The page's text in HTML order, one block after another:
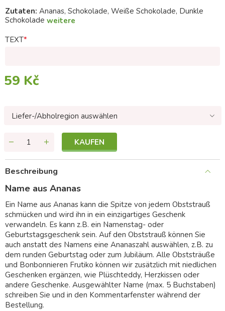
Zutaten: Ananas, Schokolade, Weiße Schokolade, Dunkle
Schokolade weitere
TEXT
59 Kč
Liefer-/Abholregion auswählen
KAUFEN
Beschreibung
Name aus Ananas
Ein Name aus Ananas kann die Spitze von jedem Obststrauß
schmücken und wird ihn in ein einzigartiges Geschenk
verwandeln. Es kann z.B. ein Namenstag- oder
Geburtstagsgeschenk sein. Auf den Obststrauß können Sie
auch anstatt des Namens eine Ananaszahl auswählen, z.B. zu
dem runden Geburtstag oder zum Jubiläum. Alle Obststräuße
und Bonbonnieren Frutiko können wir zusätzlich mit niedlichen
Geschenken ergänzen, wie Plüschteddy, Herzkissen oder
andere Geschenke. Ausgewählter Name (max. 5 Buchstaben)
schreiben Sie und in den Kommentarfenster während der
Bestellung.